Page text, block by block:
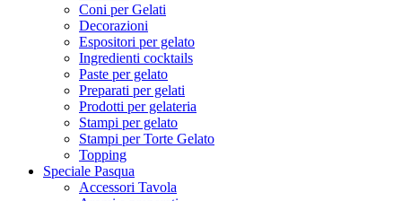
Coni per Gelati
Decorazioni
Espositori per gelato
Ingredienti cocktails
Paste per gelato
Preparati per gelati
Prodotti per gelateria
Stampi per gelato
Stampi per Torte Gelato
Topping
Speciale Pasqua
Accessori Tavola